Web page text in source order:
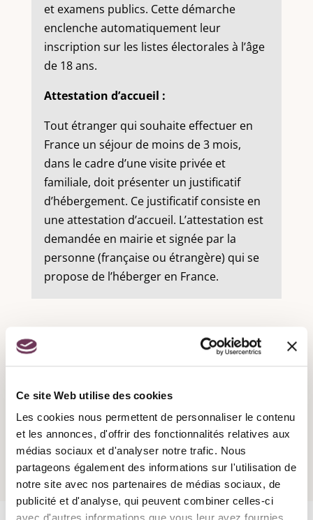
Ce site Web utilise des cookies
Les cookies nous permettent de personnaliser le contenu
et les annonces, d'offrir des fonctionnalités relatives aux
médias sociaux et d'analyser notre trafic. Nous
partageons également des informations sur l'utilisation de
notre site avec nos partenaires de médias sociaux, de
publicité et d'analyse, qui peuvent combiner celles-ci
et examens publics. Cette démarche
enclenche automatiquement leur
inscription sur les listes électorales à l’âge
de 18 ans.
Attestation d’accueil :
Tout étranger qui souhaite effectuer en
France un séjour de moins de 3 mois,
dans le cadre d’une visite privée et
familiale, doit présenter un justificatif
d’hébergement. Ce justificatif consiste en
une attestation d’accueil. L’attestation est
demandée en mairie et signée par la
personne (française ou étrangère) qui se
propose de l’héberger en France.
Attestation d'accueil :